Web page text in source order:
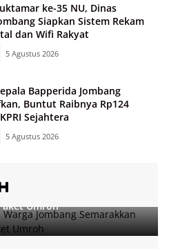
ke-35 NU, Dinas
Siapkan Sistem Rekam
dan Wifi Rakyat
5 Agustus 2026
Bapperida Jombang
Buntut Raibnya Rp124
Sejahtera
5 Agustus 2026
Jombang Semarakkan
Umroh